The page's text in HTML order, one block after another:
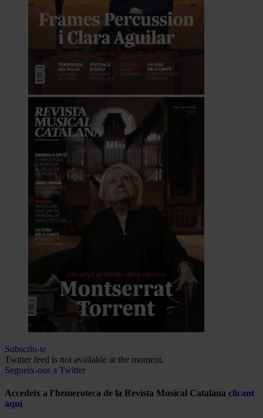
Subscriu-te
Twitter feed is not available at the moment.
Segueix-nos a Twitter
Accedeix a l’hemeroteca de la Revista Musical Catalana clicant
aquí